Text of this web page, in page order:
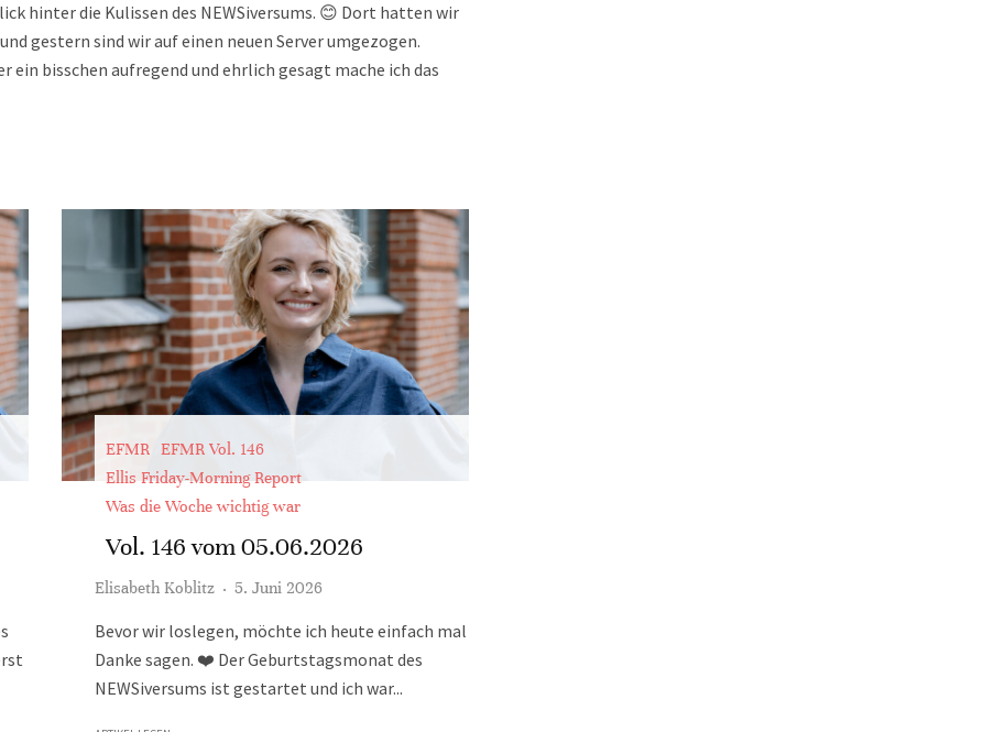
hinter die Kulissen des NEWSiversums. 😊 Dort hatten wir
gestern sind wir auf einen neuen Server umgezogen.
bisschen aufregend und ehrlich gesagt mache ich das
EFMR
EFMR Vol. 146
Ellis Friday-Morning Report
Was die Woche wichtig war
Vol. 146 vom 05.06.2026
Elisabeth Koblitz · 5. Juni 2026
Bevor wir loslegen, möchte ich heute einfach mal
Danke sagen. ❤️ Der Geburtstagsmonat des
NEWSiversums ist gestartet und ich war...